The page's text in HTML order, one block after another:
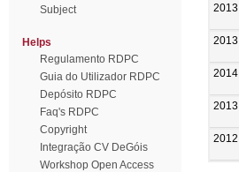
Subject
Helps
Regulamento RDPC
Guia do Utilizador RDPC
Depósito RDPC
Faq's RDPC
Copyright
Integração CV DeGóis
Workshop Open Access
2013
2013
2014
2013
2012